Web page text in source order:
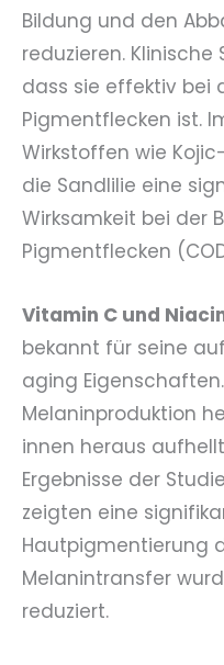
Bildung und den
reduzieren.
dass sie effektiv bei
Pigmentflecken ist.
Wirkstoffen wie
die Sandlilie eine
Wirksamkeit bei der
Pigmentflecken
Vitamin C und
bekannt für seine
aging
Melaninproduktion
innen heraus aufhellt
Ergebnisse der
zeigten eine
Hautpigmentierung
Melanintransfer
reduziert.